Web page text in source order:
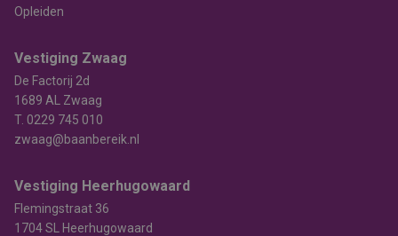
Opleiden
Vestiging Zwaag
De Factorij 2d
1689 AL Zwaag
T. 0229 745 010
zwaag@baanbereik.nl
Vestiging Heerhugowaard
Flemingstraat 36
1704 SL Heerhugowaard